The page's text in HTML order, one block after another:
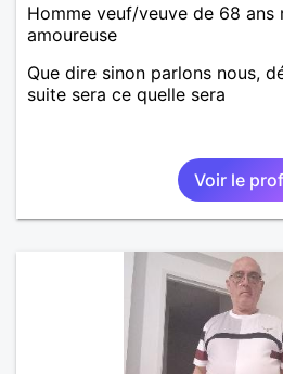
Homme veuf/veuve de 68 ans
amoureuse
Que dire sinon parlons nous,
suite sera ce quelle sera
Voir le